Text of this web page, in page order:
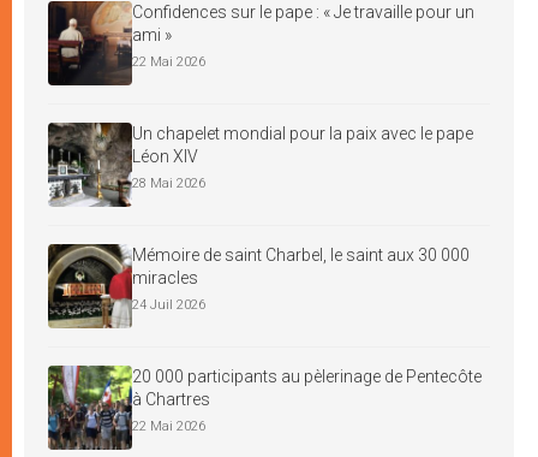
Confidences sur le pape : « Je travaille pour un
ami »
22 Mai 2026
Un chapelet mondial pour la paix avec le pape
Léon XIV
28 Mai 2026
Mémoire de saint Charbel, le saint aux 30 000
miracles
24 Juil 2026
20 000 participants au pèlerinage de Pentecôte
à Chartres
22 Mai 2026